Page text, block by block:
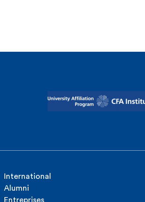
International
Alumni
Entreprises